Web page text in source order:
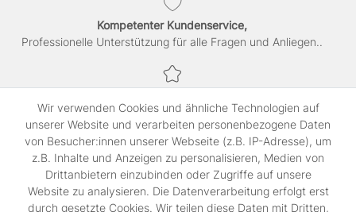
Kompetenter Kundenservice,
Professionelle Unterstützung für alle Fragen und Anliegen..
SSL-verschlüsselte Abwicklung für maximale Sicherheit.
Shop
Kontakt
Wir verwenden Cookies und ähnliche Technologien auf
unserer Website und verarbeiten personenbezogene Daten
von Besucher:innen unserer Webseite (z.B. IP-Adresse), um
z.B. Inhalte und Anzeigen zu personalisieren, Medien von
Drittanbietern einzubinden oder Zugriffe auf unsere
Website zu analysieren. Die Datenverarbeitung erfolgt erst
durch gesetzte Cookies. Wir teilen diese Daten mit Dritten,